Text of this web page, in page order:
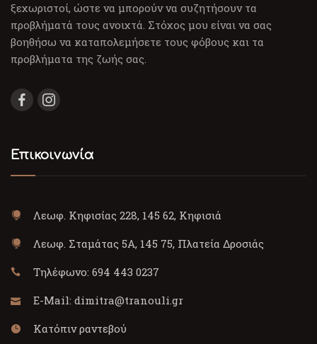
ξεχωριστοί, ώστε να μπορούν να συζητήσουν τα
προβλήματά τους ανοιχτά. Στόχος μου είναι να σας
βοηθήσω να καταπολεμήσετε τους φόβους και τα
προβλήματα της ζωής σας.
Επικοινωνία
Λεωφ. Κηφισίας 228, 145 62, Κηφισιά
Λεωφ. Σταμάτας 5Α, 145 75, Πλατεία Δροσιάς
Τηλέφωνο: 694 443 0237
E-Mail: dimitra@tranouli.gr
Κατόπιν ραντεβού